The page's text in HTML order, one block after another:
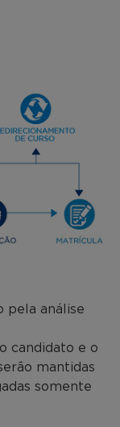
pela análise
candidato e o
mantidas
somente